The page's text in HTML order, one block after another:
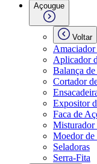
Açougue
Voltar
Aplicador
Balança
Cortador
Expositor
Faca de
Misturador
Moedor de
Seladoras
Serra-Fita